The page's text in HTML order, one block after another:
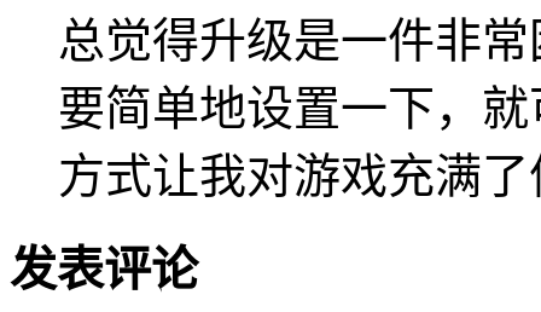
总觉得升级是一件非
要简单地设置一下，
方式让我对游戏充满
发表评论